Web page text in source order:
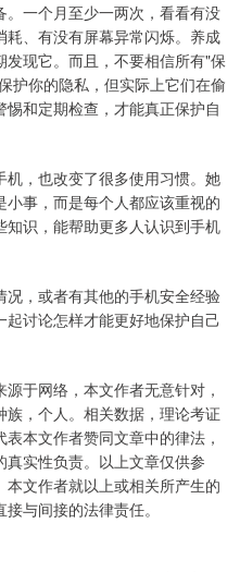
一个月至少一两次，看看有没
、有没有屏幕异常闪烁。养成
现它。而且，不要相信所有"保
护你的隐私，但实际上它们在偷
和定期检查，才能真正保护自
，也改变了很多使用习惯。她
事，而是每个人都应该重视的
识，能帮助更多人认识到手机
，或者有其他的手机安全经验
讨论怎样才能更好地保护自己
于网络，本文作者无意针对，
，个人。相关数据，理论考证
本文作者赞同文章中的律法，
实性负责。以上文章仅供参
文作者就以上或相关所产生的
与间接的法律责任。